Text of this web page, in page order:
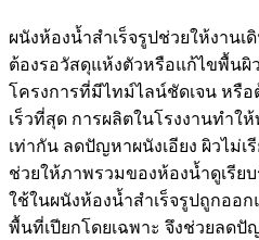
ผนังห้องน้ำสำเร็จรูปช่วยให้งานเ
ต้องรอวัสดุแห้งตัวหรือแก้ไขพื้นผิ
โครงการที่มีไทม์ไลน์ชัดเจน หรือ
เร็วที่สุด การผลิตในโรงงานทำ
เท่ากัน ลดปัญหาผนังเอียง ผิวไม่
ช่วยให้ภาพรวมของห้องน้ำดูเรีย
ใช้ในผนังห้องน้ำสำเร็จรูปถูกออ
พื้นที่เปียกโดยเฉพาะ จึงช่วยลดปั